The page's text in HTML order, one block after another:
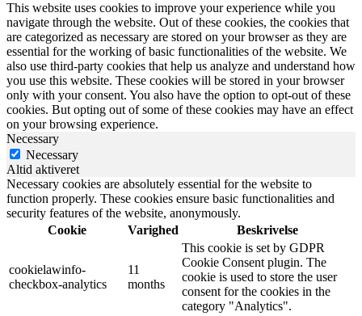
This website uses cookies to improve your experience while you
navigate through the website. Out of these cookies, the cookies that
are categorized as necessary are stored on your browser as they are
essential for the working of basic functionalities of the website. We
also use third-party cookies that help us analyze and understand how
you use this website. These cookies will be stored in your browser
only with your consent. You also have the option to opt-out of these
cookies. But opting out of some of these cookies may have an effect
on your browsing experience.
Necessary
Necessary
Altid aktiveret
Necessary cookies are absolutely essential for the website to
function properly. These cookies ensure basic functionalities and
security features of the website, anonymously.
Cookie
Varighed Beskrivelse
cookielawinfo-
checkbox-analytics
11
months
This cookie is set by GDPR
Cookie Consent plugin. The
cookie is used to store the user
consent for the cookies in the
category "Analytics".